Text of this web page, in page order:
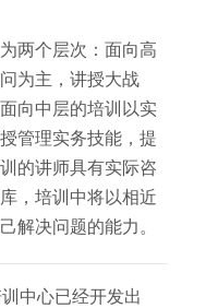
两个层次：面向高
为主，讲授大战
向中层的培训以实
管理实务技能，提
的讲师具有实际咨
，培训中将以相近
解决问题的能力。
中心已经开发出